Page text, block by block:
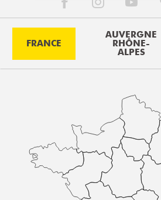
FRANCE
AUVERGNE
RHÔNE-
ALPES